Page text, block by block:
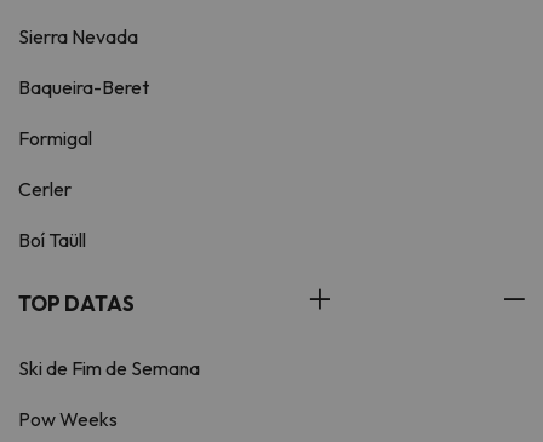
Sierra Nevada
Baqueira-Beret
Formigal
Cerler
Boí Taüll
TOP DATAS
Ski de Fim de Semana
Pow Weeks